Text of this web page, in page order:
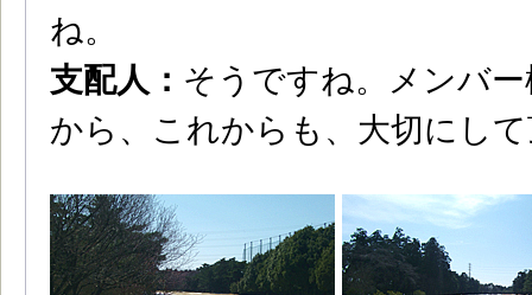
ね。
支配人： そうですね。メンバ
から、これからも、大切にし